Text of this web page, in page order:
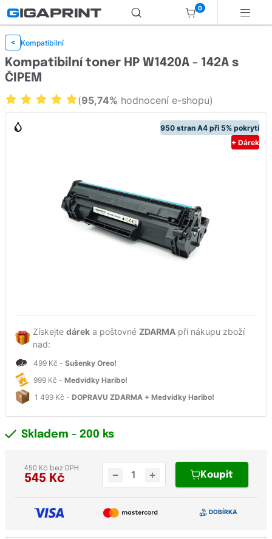
0
< Kompatibilní
950 stran A4 při 5% pokrytí
+ Dárek
Získejte dárek a poštovné ZDARMA při nákupu zboží
nad:
499 Kč - Sušenky Oreo!
999 Kč - Medvídky Haribo!
1 499 Kč - DOPRAVU ZDARMA + Medvídky Haribo!
Kompatibilní toner HP W1420A - 142A s
ČIPEM
(95,74% hodnocení e-shopu)
Skladem - 200 ks
545 Kč
450 Kč bez DPH
Koupit